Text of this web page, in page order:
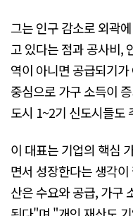
그는 인구 감소로 외곽
고 있다는 점과 공사비,
역이 아니면 공급되기
중심으로 가구 소득이
도시 1~2기 신도시들도
이 대표는 기업의 핵심
면서 성장한다는 생각
산은 수요와 공급, 가구